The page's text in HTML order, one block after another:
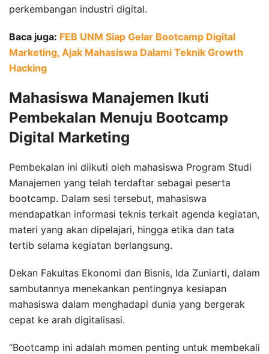
perkembangan industri digital.
Baca juga: FEB UNM Siap Gelar Bootcamp Digital
Marketing, Ajak Mahasiswa Dalami Teknik Growth
Hacking
Mahasiswa Manajemen Ikuti
Pembekalan Menuju Bootcamp
Digital Marketing
Pembekalan ini diikuti oleh mahasiswa Program Studi
Manajemen yang telah terdaftar sebagai peserta
bootcamp. Dalam sesi tersebut, mahasiswa
mendapatkan informasi teknis terkait agenda kegiatan,
materi yang akan dipelajari, hingga etika dan tata
tertib selama kegiatan berlangsung.
Dekan Fakultas Ekonomi dan Bisnis, Ida Zuniarti, dalam
sambutannya menekankan pentingnya kesiapan
mahasiswa dalam menghadapi dunia yang bergerak
cepat ke arah digitalisasi.
“Bootcamp ini adalah momen penting untuk membekali